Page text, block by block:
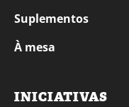
Suplementos
À mesa
INICIATIVAS